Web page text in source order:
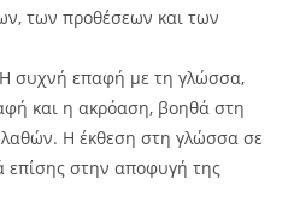
των προθέσεων και των
συχνή επαφή με τη γλώσσα,
και η ακρόαση, βοηθά στη
Η έκθεση στη γλώσσα σε
στην αποφυγή της